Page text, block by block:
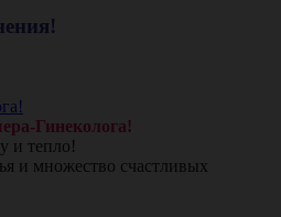
Гинеколога!
и тепло!
и множество счастливых